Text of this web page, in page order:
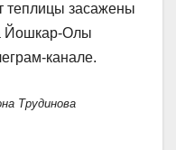
теплицы засажены
Йошкар-Олы
канале.
Трудинова